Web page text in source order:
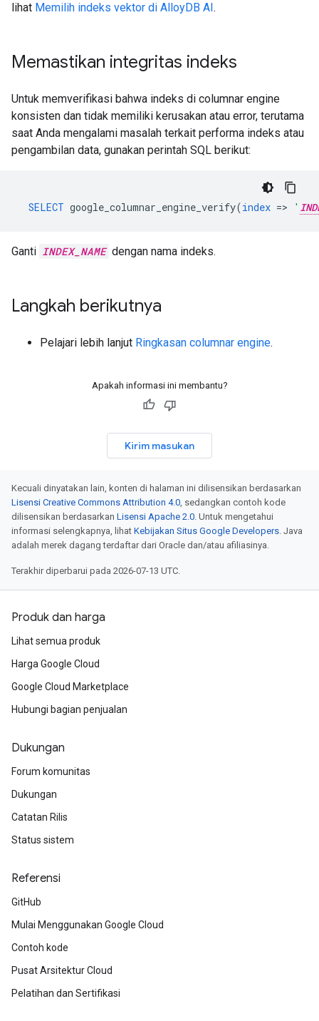
lihat Memilih indeks vektor di AlloyDB AI.
Memastikan integritas indeks
Untuk memverifikasi bahwa indeks di columnar engine
konsisten dan tidak memiliki kerusakan atau error, terutama
saat Anda mengalami masalah terkait performa indeks atau
pengambilan data, gunakan perintah SQL berikut:
SELECT google_columnar_engine_verify(index => '
Ganti INDEX_NAME dengan nama indeks.
Langkah berikutnya
Pelajari lebih lanjut Ringkasan columnar engine.
Apakah informasi ini membantu?
Kirim masukan
Kecuali dinyatakan lain, konten di halaman ini dilisensikan berdasarkan
Lisensi Creative Commons Attribution 4.0, sedangkan contoh kode
dilisensikan berdasarkan Lisensi Apache 2.0. Untuk mengetahui
informasi selengkapnya, lihat Kebijakan Situs Google Developers. Java
adalah merek dagang terdaftar dari Oracle dan/atau afiliasinya.
Terakhir diperbarui pada 2026-07-13 UTC.
Produk dan harga
Lihat semua produk
Harga Google Cloud
Google Cloud Marketplace
Hubungi bagian penjualan
Dukungan
Forum komunitas
Dukungan
Catatan Rilis
Status sistem
Referensi
GitHub
Mulai Menggunakan Google Cloud
Contoh kode
Pusat Arsitektur Cloud
Pelatihan dan Sertifikasi